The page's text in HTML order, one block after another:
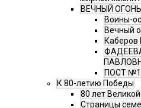
ВЕЧНЫЙ ОГОНЬ
Воины-
Вечный
Каберов
ПОСТ №1
К 80-летию Победы
80 лет
Страницы